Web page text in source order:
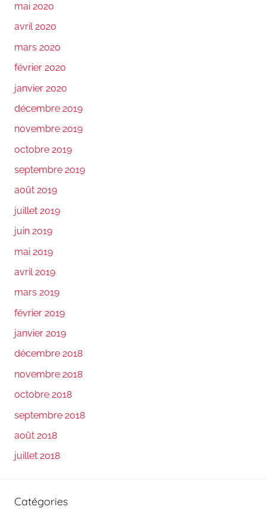
mai 2020
avril 2020
mars 2020
février 2020
janvier 2020
décembre 2019
novembre 2019
octobre 2019
septembre 2019
août 2019
juillet 2019
juin 2019
mai 2019
avril 2019
mars 2019
février 2019
janvier 2019
décembre 2018
novembre 2018
octobre 2018
septembre 2018
août 2018
juillet 2018
Catégories